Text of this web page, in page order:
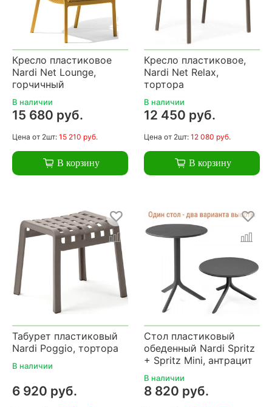
Кресло пластиковое
Nardi Net Lounge,
горчичный
В наличии
15 680 руб.
Цена от 2шт: 15 210 руб.
В корзину
Кресло пластиковое,
Nardi Net Relax,
тортора
В наличии
12 450 руб.
Цена от 2шт: 12 080 руб.
В корзину
Табурет пластиковый
Nardi Poggio, тортора
В наличии
6 920 руб.
Стол пластиковый
обеденный Nardi Spritz
+ Spritz Mini, антрацит
В наличии
8 820 руб.